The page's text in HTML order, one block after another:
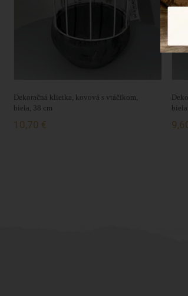
Dekoračná klietka, kovová s vtáčikom,
biela, 38 cm
10,70 €